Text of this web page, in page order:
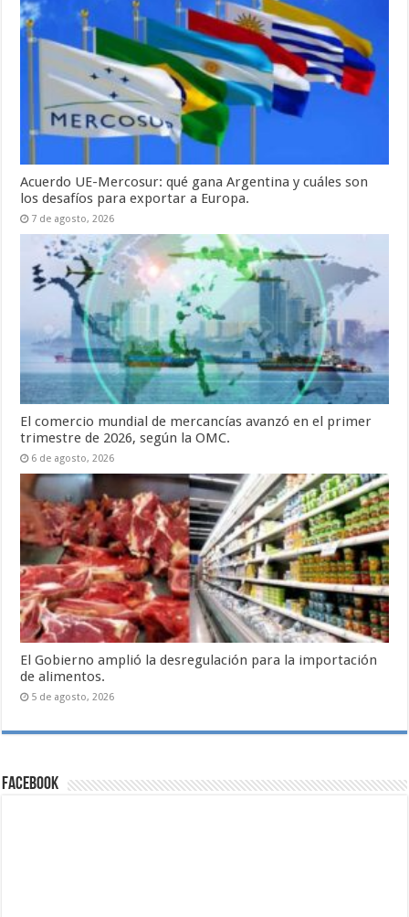
Acuerdo UE-Mercosur: qué gana Argentina y cuáles son
los desafíos para exportar a Europa.
7 de agosto, 2026
El comercio mundial de mercancías avanzó en el primer
trimestre de 2026, según la OMC.
6 de agosto, 2026
El Gobierno amplió la desregulación para la importación
de alimentos.
5 de agosto, 2026
Facebook